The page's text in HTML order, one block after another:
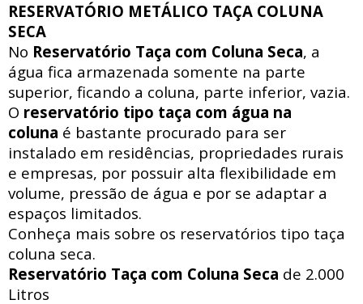
RESERVATÓRIO METÁLICO TAÇA COLUNA
SECA
No Reservatório Taça com Coluna Seca, a
água fica armazenada somente na parte
superior, ficando a coluna, parte inferior, vazia.
O reservatório tipo taça com água na
coluna é bastante procurado para ser
instalado em residências, propriedades rurais
e empresas, por possuir alta flexibilidade em
volume, pressão de água e por se adaptar a
espaços limitados.
Conheça mais sobre os reservatórios tipo taça
coluna seca.
Reservatório Taça com Coluna Seca de 2.000
Litros